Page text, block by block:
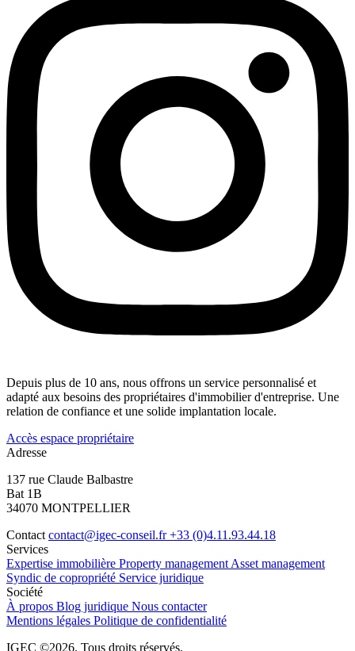
Depuis plus de 10 ans, nous offrons un service personnalisé et
adapté aux besoins des propriétaires d'immobilier d'entreprise. Une
relation de confiance et une solide implantation locale.
Accès espace propriétaire
Adresse
137 rue Claude Balbastre
Bat 1B
34070 MONTPELLIER
Contact contact@igec-conseil.fr+33 (0)4.11.93.44.18
Services
Expertise immobilière Property management Asset management
Syndic de copropriété Service juridique
Société
À propos Blog juridique Nous contacter
Mentions légales Politique de confidentialité
IGEC ©2026. Tous droits réservés.